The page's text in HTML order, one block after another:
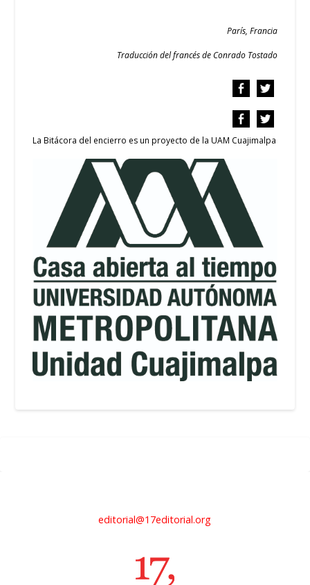
París, Francia
Traducción del francés de Conrado Tostado
La Bitácora del encierro es un proyecto de la UAM Cuajimalpa
editorial@17editorial.org